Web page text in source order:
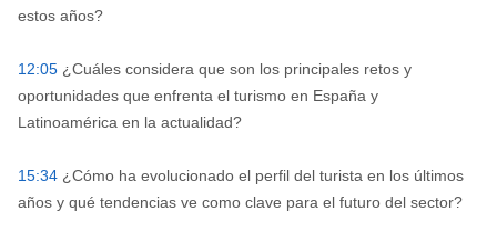
estos años?
12:05¿Cuáles considera que son los principales retos y
oportunidades que enfrenta el turismo en España y
Latinoamérica en la actualidad?
15:34¿Cómo ha evolucionado el perfil del turista en los últimos
años y qué tendencias ve como clave para el futuro del sector?